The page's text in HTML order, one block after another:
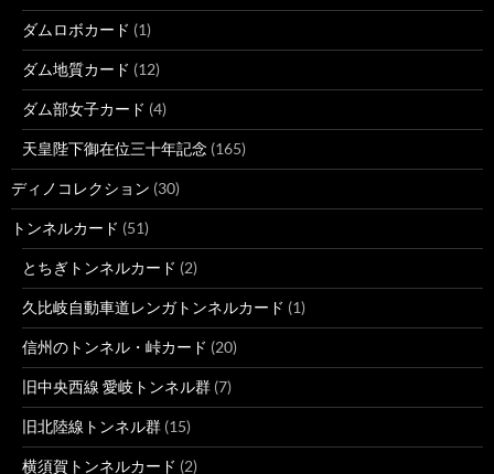
ダムロボカード (1)
ダム地質カード (12)
ダム部女子カード (4)
天皇陛下御在位三十年記念 (165)
ディノコレクション (30)
トンネルカード (51)
とちぎトンネルカード (2)
久比岐自動車道レンガトンネルカード (1)
信州のトンネル・峠カード (20)
旧中央西線 愛岐トンネル群 (7)
旧北陸線トンネル群 (15)
横須賀トンネルカード (2)